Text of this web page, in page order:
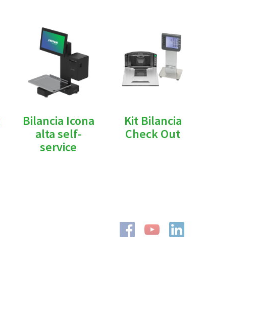
Bilancia Icona
alta self-
service
Kit Bilancia
Check Out